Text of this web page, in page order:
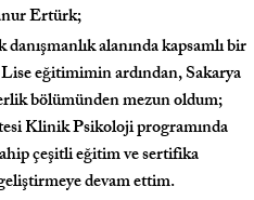
Ertürk;
alanında kapsamlı bir
eğitimimin ardından, Sakarya
bölümünden mezun oldum;
Klinik Psikoloji programında
çeşitli eğitim ve sertifika
devam ettim.